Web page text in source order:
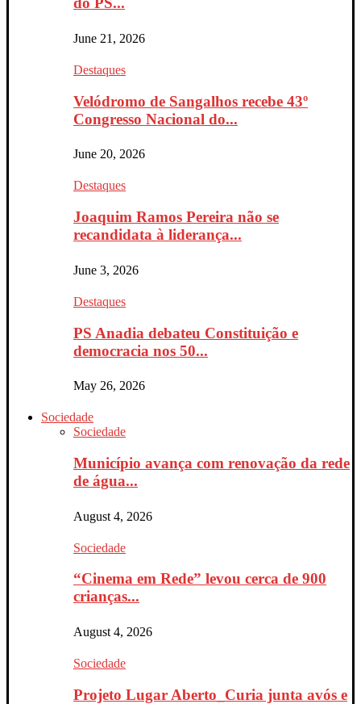
June 21, 2026
Destaques
Velódromo de Sangalhos recebe 43º
Congresso Nacional do...
June 20, 2026
Destaques
Joaquim Ramos Pereira não se
recandidata à liderança...
June 3, 2026
Destaques
PS Anadia debateu Constituição e
democracia nos 50...
May 26, 2026
Sociedade
Sociedade
Município avança com renovação da rede
de água...
August 4, 2026
Sociedade
“Cinema em Rede” levou cerca de 900
crianças...
August 4, 2026
Sociedade
Projeto Lugar Aberto_Curia junta avós e